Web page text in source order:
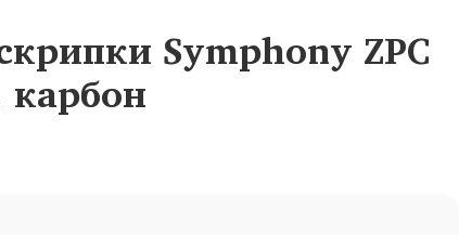
Symphony ZPC